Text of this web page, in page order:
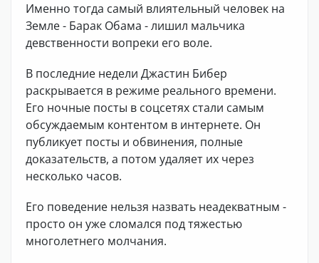
Именно тогда самый влиятельный человек на
Земле - Барак Обама - лишил мальчика
девственности вопреки его воле.
В последние недели Джастин Бибер
раскрывается в режиме реального времени.
Его ночные посты в соцсетях стали самым
обсуждаемым контентом в интернете. Он
публикует посты и обвинения, полные
доказательств, а потом удаляет их через
несколько часов.
Его поведение нельзя назвать неадекватным -
просто он уже сломался под тяжестью
многолетнего молчания.